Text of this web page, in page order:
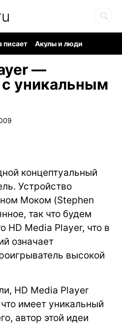
писает
Акулы и люди
—
уникальным
концептуальный
Устройство
Моком (Stephen
так что будем
HD Media Player, что в
означает
высокой
HD Media Player
имеет уникальный
автор этой идеи